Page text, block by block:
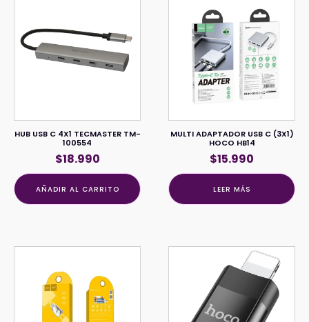
HUB USB C 4X1 TECMASTER TM-
100554
$18.990
AÑADIR AL CARRITO
MULTI ADAPTADOR USB C (3X1)
HOCO HB14
$15.990
LEER MÁS